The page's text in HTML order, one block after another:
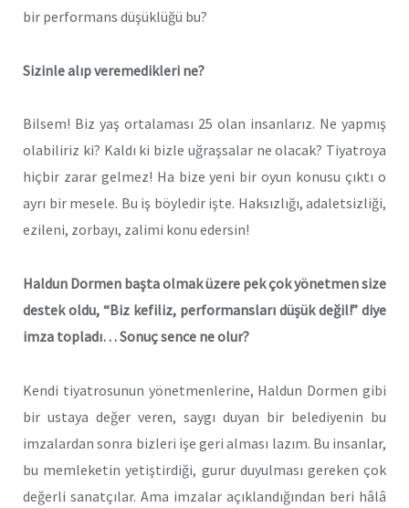
bir performans düşüklüğü bu?
Sizinle alıp veremedikleri ne?
Bilsem! Biz yaş ortalaması 25 olan insanlarız. Ne yapmış
olabiliriz ki? Kaldı ki bizle uğraşsalar ne olacak? Tiyatroya
hiçbir zarar gelmez! Ha bize yeni bir oyun konusu çıktı o
ayrı bir mesele. Bu iş böyledir işte. Haksızlığı, adaletsizliği,
ezileni, zorbayı, zalimi konu edersin!
Haldun Dormen başta olmak üzere pek çok yönetmen size
destek oldu, “Biz kefiliz, performansları düşük değil!” diye
imza topladı… Sonuç sence ne olur?
Kendi tiyatrosunun yönetmenlerine, Haldun Dormen gibi
bir ustaya değer veren, saygı duyan bir belediyenin bu
imzalardan sonra bizleri işe geri alması lazım. Bu insanlar,
bu memleketin yetiştirdiği, gurur duyulması gereken çok
değerli sanatçılar. Ama imzalar açıklandığından beri hâlâ